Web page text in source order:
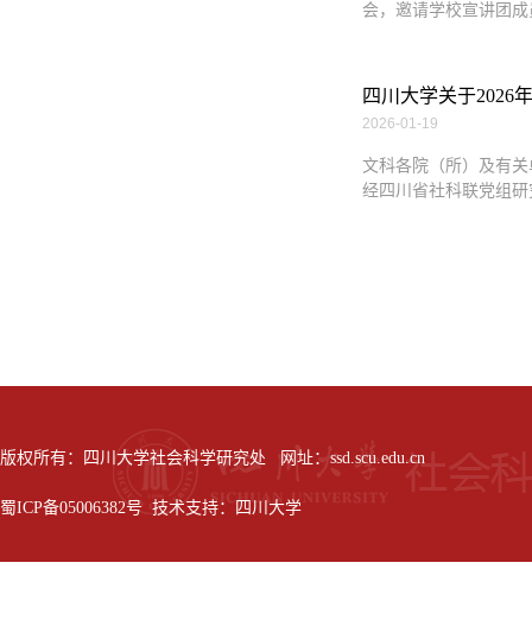
会，邀请学校宣讲团
四川大学关于2026
2026-01-19
文科各院（所）及有
经四川省社科联党组
版权所有：四川大学社会科学研究处 网址：ssd.scu.edu.cn
蜀ICP备05006382号 技术支持：四川大学